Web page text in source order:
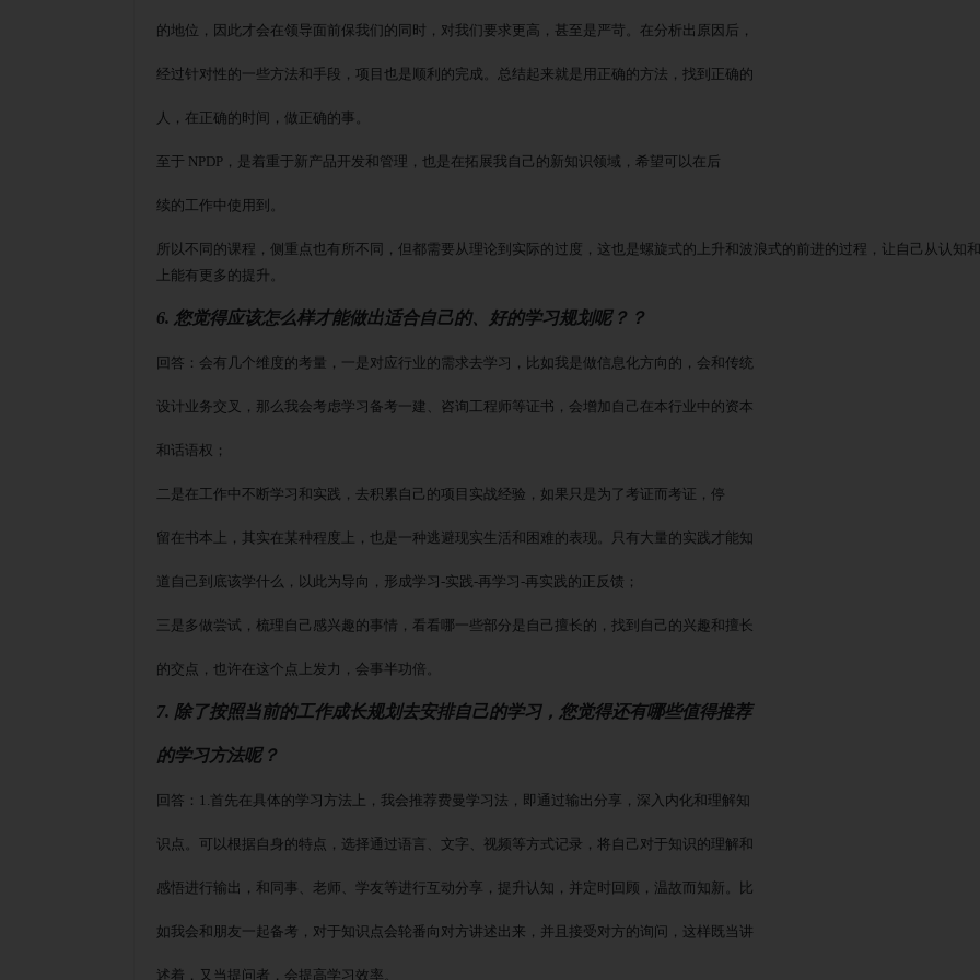
的地位，因此才会在领导面前保我们的同时，对我们要求更高，甚至是严苛。在分析出原因后，
经过针对性的一些方法和手段，项目也是顺利的完成。总结起来就是用正确的方法，找到正确的
人，在正确的时间，做正确的事。
至于 NPDP，是着重于新产品开发和管理，也是在拓展我自己的新知识领域，希望可以在后
续的工作中使用到。
所以不同的课程，侧重点也有所不同，但都需要从理论到实际的过度，这也是螺旋式的上升和波浪式的前进的过程，让自己从认知
上能有更多的提升。
6. 您觉得应该怎么样才能做出适合自己的、好的学习规划呢？？
回答：会有几个维度的考量，一是对应行业的需求去学习，比如我是做信息化方向的，会和传统
设计业务交叉，那么我会考虑学习备考一建、咨询工程师等证书，会增加自己在本行业中的资本
和话语权；
二是在工作中不断学习和实践，去积累自己的项目实战经验，如果只是为了考证而考证，停
留在书本上，其实在某种程度上，也是一种逃避现实生活和困难的表现。只有大量的实践才能知
道自己到底该学什么，以此为导向，形成学习 -实践-再学习-再实践的正反馈；
三是多做尝试，梳理自己感兴趣的事情，看看哪一些部分是自己擅长的，找到自己的兴趣和擅长
的交点，也许在这个点上发力，会事半功倍。
7. 除了按照当前的工作成长规划去安排自己的学习，您觉得还有哪些值得推荐
的学习方法呢？
回答： 1.首先在具体的学习方法上，我会推荐费曼学习法，即通过输出分享，深入内化和理解知
识点。可以根据自身的特点，选择通过语言、文字、视频等方式记录，将自己对于知识的理解和
感悟进行输出，和同事、老师、学友等进行互动分享，提升认知，并定时回顾，温故而知新。比
如我会和朋友一起备考，对于知识点会轮番向对方讲述出来，并且接受对方的询问，这样既当讲
述着，又当提问者，会提高学习效率。